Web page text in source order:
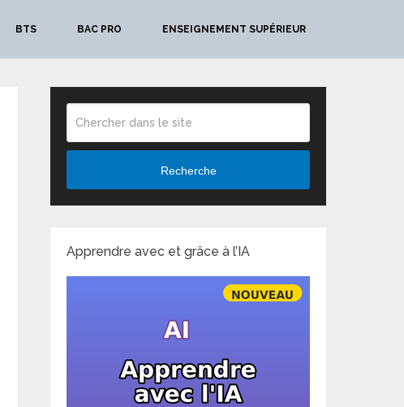
BTS BAC PRO ENSEIGNEMENT SUPÉRIEUR
Recherche
Apprendre avec et grâce à l’IA